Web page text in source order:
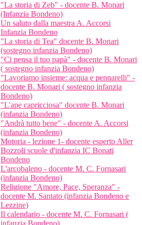
"La storia di Zeb" - docente B. Monari
(Infanzia Bondeno)
Un saluto dalla maestra A. Accorsi
Infanzia Bondeno
"La storia di Tea" docente B. Monari
(sostegno infanzia Bondeno)
"Ci pensa il tuo papà" - docente B. Monari
( sostegno infanzia Bondeno)
"Lavoriamo insieme: acqua e pennarelli" -
docente B. Monari ( sostegno infanzia
Bondeno)
"L'ape capricciosa" docente B. Monari
(infanzia Bondeno)
"Andrà tutto bene" - docente A. Accorsi
(infanzia Bondeno)
Motoria - lezione 1- docente esperto Aller
Bozzoli scuole d'infanzia IC Bonati
Bondeno
L'arcobaleno - docente M. C. Fornasari
(infanzia Bondeno)
Religione "Amore, Pace, Speranza" -
docente M. Santato (infanzia Bondeno e
Lezzine)
Il calendario - docente M. C. Fornasari (